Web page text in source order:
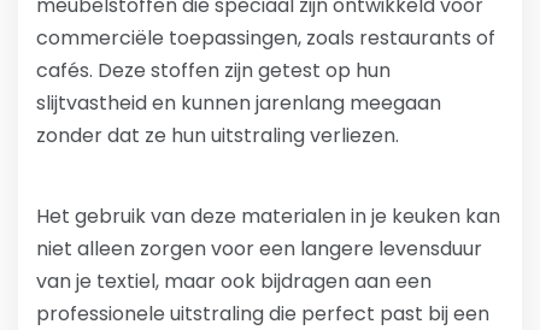
commerciële toepassingen, zoals restaurants of
cafés. Deze stoffen zijn getest op hun
slijtvastheid en kunnen jarenlang meegaan
zonder dat ze hun uitstraling verliezen.
Het gebruik van deze materialen in je keuken kan
niet alleen zorgen voor een langere levensduur
van je textiel, maar ook bijdragen aan een
professionele uitstraling die perfect past bij een